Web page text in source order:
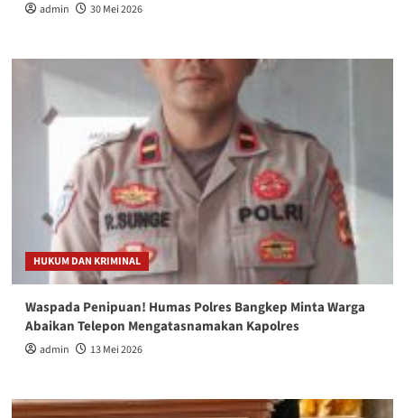
admin 30 Mei 2026
HUKUM DAN KRIMINAL
Waspada Penipuan! Humas Polres Bangkep Minta Warga
Abaikan Telepon Mengatasnamakan Kapolres
admin 13 Mei 2026